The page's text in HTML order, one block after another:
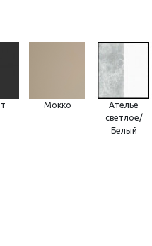
Мокко
Ателье
светлое/
Белый